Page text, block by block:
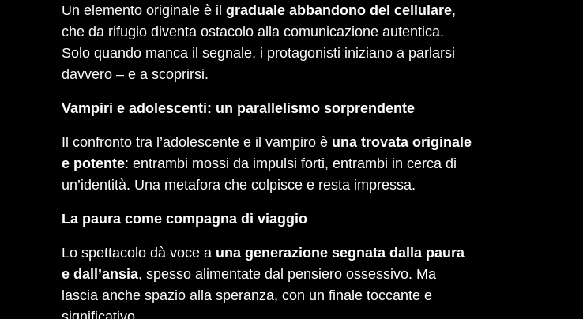
Un elemento originale è il graduale abbandono del cellulare,
che da rifugio diventa ostacolo alla comunicazione autentica.
Solo quando manca il segnale, i protagonisti iniziano a parlarsi
davvero – e a scoprirsi.
Vampiri e adolescenti: un parallelismo sorprendente
Il confronto tra l’adolescente e il vampiro è una trovata originale
e potente: entrambi mossi da impulsi forti, entrambi in cerca di
un’identità. Una metafora che colpisce e resta impressa.
La paura come compagna di viaggio
Lo spettacolo dà voce a una generazione segnata dalla paura
e dall’ansia, spesso alimentate dal pensiero ossessivo. Ma
lascia anche spazio alla speranza, con un finale toccante e